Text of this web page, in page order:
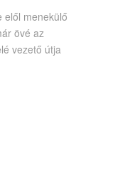
elől menekülő
övé az
vezető útja